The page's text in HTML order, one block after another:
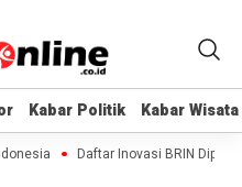
Kabar Politik Kabar Wisata
Kabar Politik Kabar Wisata
Daftar Inovasi BRIN